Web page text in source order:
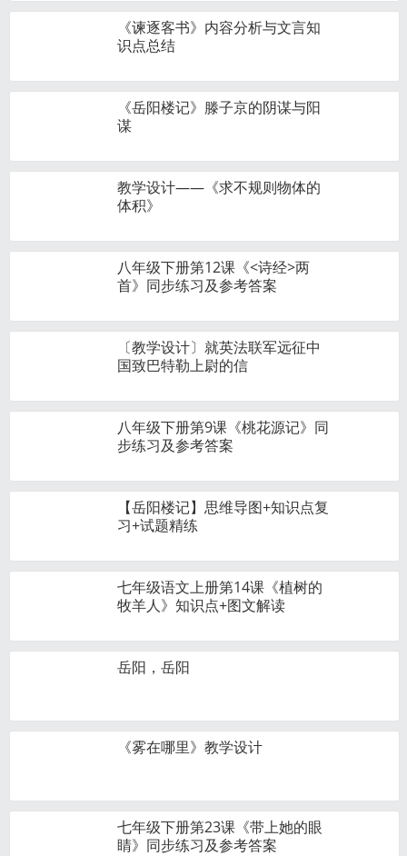
《谏逐客书》内容分析与文言知
识点总结
《岳阳楼记》滕子京的阴谋与阳
谋
教学设计——《求不规则物体的
体积》
八年级下册第12课《<诗经>两
首》同步练习及参考答案
〔教学设计〕就英法联军远征中
国致巴特勒上尉的信
八年级下册第9课《桃花源记》同
步练习及参考答案
【岳阳楼记】思维导图+知识点复
习+试题精练
七年级语文上册第14课《植树的
牧羊人》知识点+图文解读
岳阳，岳阳
《雾在哪里》教学设计
七年级下册第23课《带上她的眼
睛》同步练习及参考答案